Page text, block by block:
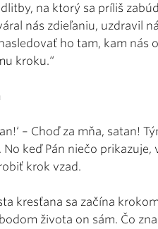
na ktorý sa príliš
nás zdieľaniu, uzdravil
ho tam, kam nás
kroku.“
– Choď za mňa, satan!
No keď Pán niečo
krok vzad.
kresťana sa začína
života on sám. Čo